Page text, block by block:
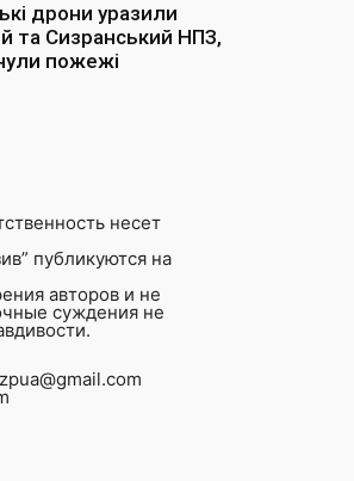
дрони уразили
та Сизранський НПЗ,
пожежі
несет
публикуются на
авторов и не
суждения не